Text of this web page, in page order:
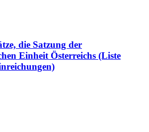
die Satzung der
Einheit Österreichs (Liste